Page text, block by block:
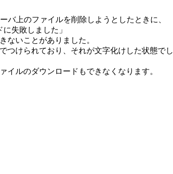
バ上のファイルを削除しようとしたときに、
失敗しました」
ないことがありました。
つけられており、それが文字化けした状態でし
イルのダウンロードもできなくなります。